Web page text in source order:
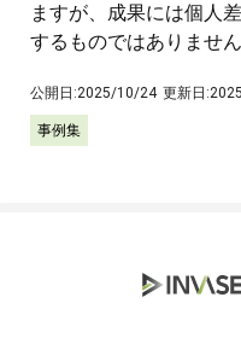
ますが、成果には個人
するものではありません
公開日:2025/10/24 更新日:
事例集